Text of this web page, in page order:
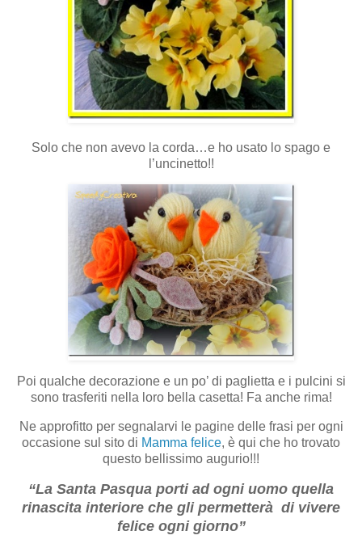
Solo che non avevo la corda…e ho usato lo spago e
l’uncinetto!!
Poi qualche decorazione e un po’ di paglietta e i pulcini si
sono trasferiti nella loro bella casetta! Fa anche rima!
Ne approfitto per segnalarvi le pagine delle frasi per ogni
occasione sul sito di Mamma felice, è qui che ho trovato
questo bellissimo augurio!!!
“La Santa Pasqua porti ad ogni uomo quella
rinascita interiore che gli permetterà di vivere
felice ogni giorno”